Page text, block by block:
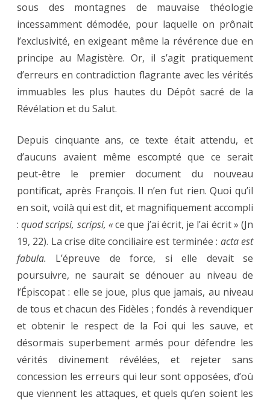
sous des montagnes de mauvaise théologie
incessamment démodée, pour laquelle on prônait
l’exclusivité, en exigeant même la révérence due en
principe au Magistère. Or, il s’agit pratiquement
d’erreurs en contradiction flagrante avec les vérités
immuables les plus hautes du Dépôt sacré de la
Révélation et du Salut.
Depuis cinquante ans, ce texte était attendu, et
d’aucuns avaient même escompté que ce serait
peut-être le premier document du nouveau
pontificat, après François. Il n’en fut rien. Quoi qu’il
en soit, voilà qui est dit, et magnifiquement accompli
:quod scripsi, scripsi, «ce que j’ai écrit, je l’ai écrit » (Jn
19, 22). La crise dite conciliaire est terminée : acta est
fabula. L’épreuve de force, si elle devait se
poursuivre, ne saurait se dénouer au niveau de
l’Épiscopat : elle se joue, plus que jamais, au niveau
de tous et chacun des Fidèles ; fondés à revendiquer
et obtenir le respect de la Foi qui les sauve, et
désormais superbement armés pour défendre les
vérités divinement révélées, et rejeter sans
concession les erreurs qui leur sont opposées, d’où
que viennent les attaques, et quels qu’en soient les